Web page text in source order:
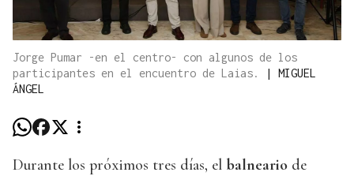
Jorge Pumar -en el centro- con algunos de los
participantes en el encuentro de Laias.
| MIGUEL
ÁNGEL
Durante los próximos tres días, el balneario de